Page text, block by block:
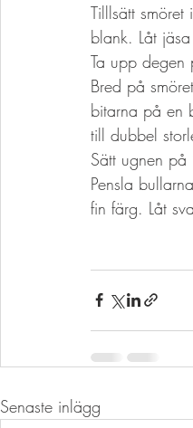
Tilllsätt
blank. Låt
Ta upp
Bred på
bitarna på en
till dubbel
Sätt ugnen
Pensla
fin färg. Låt
Senaste inlägg